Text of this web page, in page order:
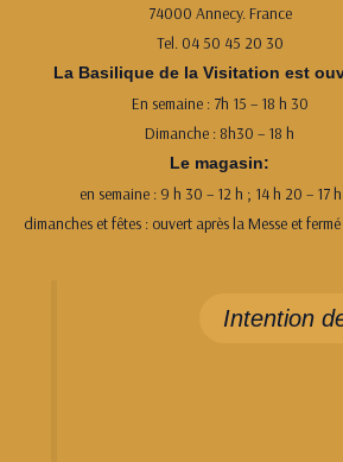
74000 Annecy. France
Tel. 04 50 45 20 30
La Basilique de la Visitation est
En semaine : 7h 15 – 18 h 30
Dimanche : 8h30 – 18 h
Le magasin:
en semaine : 9 h 30 – 12 h ; 14 h 20 – 17 h
dimanches et fêtes : ouvert après la Messe et fermé
Intention